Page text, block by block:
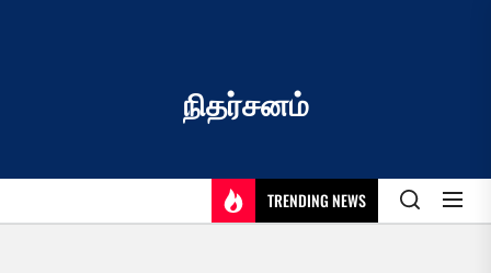
நிதர்சனம்
TRENDING NEWS